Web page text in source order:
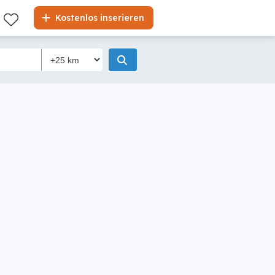
Kostenlos inserieren